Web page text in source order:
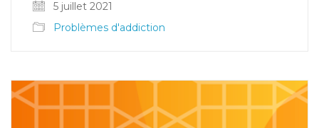
5 juillet 2021
Problèmes d'addiction